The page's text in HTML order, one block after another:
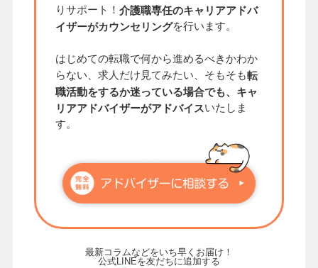
りサポート！ 介護職専任のキャリアアドバ
イザーがカウンセリングを行います。
はじめての転職で何から進めるべきかわか
らない、求人だけ見てみたい、そもそも転
職活動をするか迷っている場合でも、キャ
リアアドバイザーがアドバイスいたしま
す。
最新コラムなどをいち早くお届け！
公式LINEを友だちに追加する